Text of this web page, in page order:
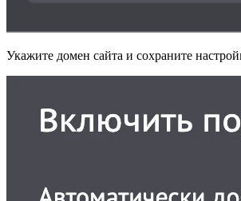
Укажите домен сайта и сохраните